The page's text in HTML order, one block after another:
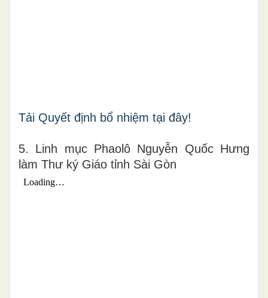
Tải Quyết định bổ nhiệm tại đây!
5. Linh mục Phaolô Nguyễn Quốc Hưng
làm Thư ký Giáo tỉnh Sài Gòn